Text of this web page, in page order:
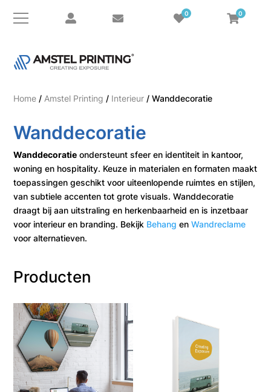
0 0
Home / Amstel Printing / Interieur / Wanddecoratie
Wanddecoratie
Wanddecoratie ondersteunt sfeer en identiteit in kantoor,
woning en hospitality. Keuze in materialen en formaten maakt
toepassingen geschikt voor uiteenlopende ruimtes en stijlen,
van subtiele accenten tot grote visuals. Wanddecoratie
draagt bij aan uitstraling en herkenbaarheid en is inzetbaar
voor interieur en branding. Bekijk Behang enWandreclame
voor alternatieven.
Producten